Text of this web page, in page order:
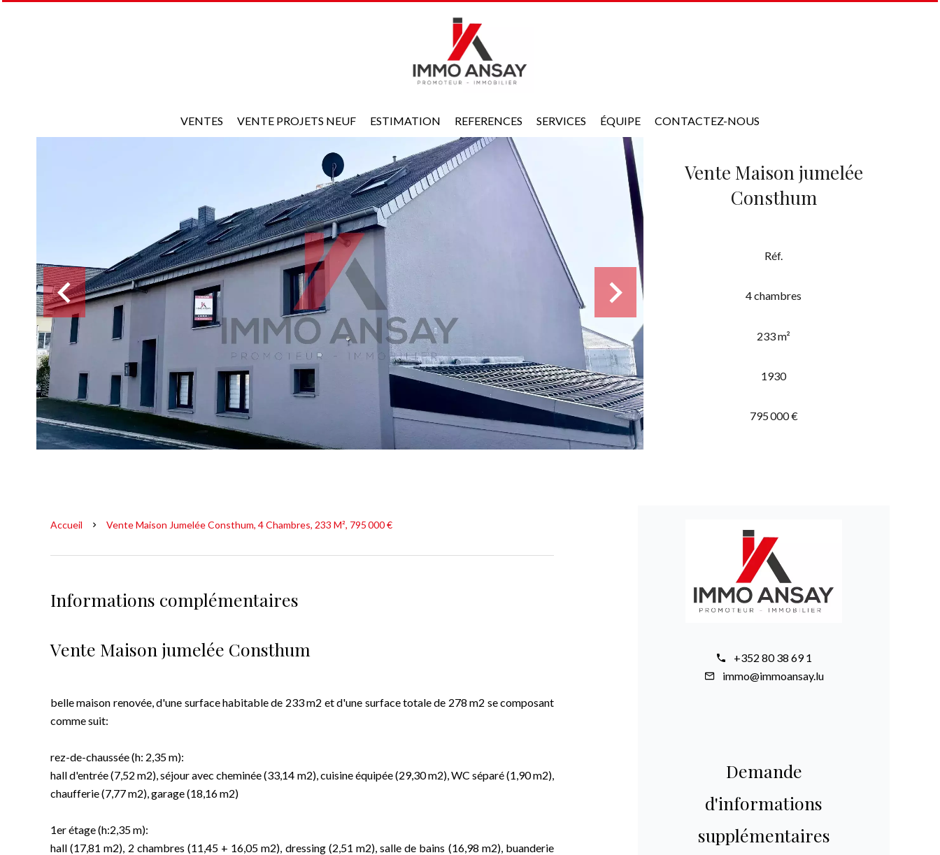
VENTES VENTE PROJETS NEUF ESTIMATION REFERENCES SERVICES ÉQUIPE CONTACTEZ-NOUS
Vente Maison jumelée
Consthum
Réf.
4 chambres
233 m²
1930
795 000 €
Accueil Vente Maison Jumelée Consthum, 4 Chambres, 233 M², 795 000 €
Informations complémentaires
Vente Maison jumelée Consthum
belle maison renovée, d'une surface habitable de 233 m2 et d'une surface totale de 278 m2 se composant
comme suit:
rez-de-chaussée (h: 2,35 m):
hall d'entrée (7,52 m2), séjour avec cheminée (33,14 m2), cuisine équipée (29,30 m2), WC séparé (1,90 m2),
chaufferie (7,77 m2), garage (18,16 m2)
1er étage (h:2,35 m):
hall (17,81 m2), 2 chambres (11,45 + 16,05 m2), dressing (2,51 m2), salle de bains (16,98 m2), buanderie
+352 80 38 69 1
immo@immoansay.lu
Demande
d'informations
supplémentaires